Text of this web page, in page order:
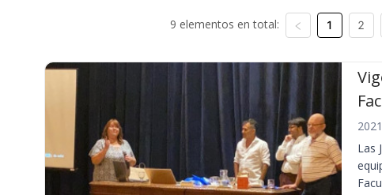
9 elementos en total: 1 2
Las